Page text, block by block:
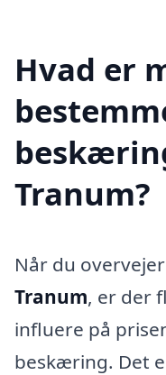
Hvad er
Tranum?
Når du overvejer
Tranum, er der
influere på
beskæring. Det